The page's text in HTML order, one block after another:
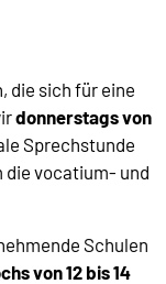
die sich für eine
donnerstags von
Sprechstunde
die vocatium- und
Schulen
von 12 bis 14